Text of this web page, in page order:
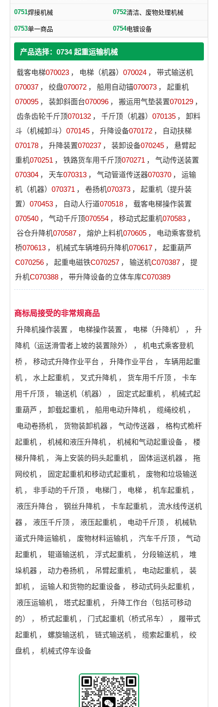
0751焊接机械 0752清洁、废物处理机械
0753单一商品 0754电镀设备
产品选择：0734 起重运输机械
载客电梯070023 ， 电梯（机器） 070024 ，
带式输送机
070037 ， 绞盘070072 ， 船用自动锚070073 ，
起重机
070095 ， 装卸斜面台070096 ， 搬运用气垫装置070129 ，
齿条齿轮千斤顶070132 ， 千斤顶（机器） 070135 ，
卸料
斗（机械卸斗） 070145 ， 升降设备070172 ，
自动扶梯
070178 ， 升降装置070237 ， 装卸设备070245 ，
悬臂起
重机070251 ， 铁路货车用千斤顶070271 ，
气动传送装置
070304 ， 天车070313 ， 气动管道传送器070370 ，
运输
机（机器） 070371 ， 卷扬机070373 ，
起重机（提升装
置） 070453 ， 自动人行道070518 ，
载客电梯操作装置
070540 ， 气动千斤顶070554 ， 移动式起重机070583 ，
谷仓升降机070587 ， 熔炉上料机070605 ，
电动乘客登机
桥070613 ， 机械式车辆堆码升降机070617 ，
起重葫芦
C070256 ， 起重电磁铁C070257 ， 输送机C070387 ，
提
升机C070388 ， 带升降设备的立体车库C070389
商标局接受的非常规商品
升降机操作装置 ， 电梯操作装置 ， 电梯（升降机） ，
升
降机（运送滑雪者上坡的装置除外）
，
机电式乘客登机
桥 ， 移动式升降作业平台 ， 升降作业平台 ，
车辆用起重
机 ， 水上起重机 ， 叉式升降机 ， 货车用千斤顶 ，
卡车
用千斤顶 ， 输送机（机器） ， 固定式起重机 ，
机械式起
重葫芦 ， 卸载起重机 ， 船用电动升降机 ， 缆绳绞机 ，
电动卷扬机 ， 货物装卸机器 ， 气动传送器 ，
格构式桅杆
起重机 ， 机械和液压升降机 ， 机械和气动起重设备 ，
楼
梯升降机 ， 海上安装的码头起重机 ， 固体运送机器 ，
拖
网绞机 ， 固定起重机和移动式起重机 ，
废物和垃圾输送
机 ， 非手动的千斤顶 ， 电梯门 ， 电梯 ， 机车起重机 ，
液压升降台 ， 钢丝升降机 ， 卡车起重机 ，
流水线传送机
器 ， 液压千斤顶 ， 液压起重机 ， 电动千斤顶 ，
机械轨
道式升降运输机 ， 废物材料运输机 ， 汽车千斤顶 ，
气动
起重机 ， 辊道输送机 ， 浮式起重机 ， 分段输送机 ，
堆
垛机器 ， 动力卷扬机 ， 吊臂起重机 ， 电动起重机 ，
装
卸机 ， 运输人和货物的起重设备 ， 移动式码头起重机 ，
液压运输机 ， 塔式起重机 ，
升降工作台（包括可移动
的）
， 桥式起重机 ， 门式起重机（桥式吊车） ，
履带式
起重机 ， 螺旋输送机 ， 链式输送机 ， 缆索起重机 ，
绞
盘机 ， 机械式停车设备